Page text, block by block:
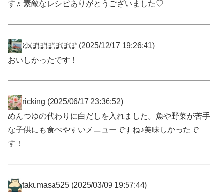
す♬素敵なレシピありがとうございました♡
ゆぽぽぽぽぽぽ(2025/12/17 19:26:41)
おいしかったです！
ricking (2025/06/17 23:36:52)
めんつゆの代わりに白だしを入れました。魚や野菜が苦手
な子供にも食べやすいメニューですね♪美味しかったで
す！
takumasa525 (2025/03/09 19:57:44)